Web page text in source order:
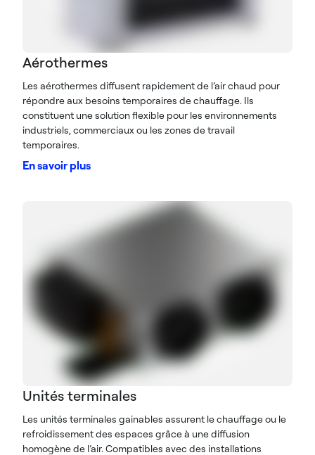
Aérothermes
Les aérothermes diffusent rapidement de l’air chaud pour
répondre aux besoins temporaires de chauffage. Ils
constituent une solution flexible pour les environnements
industriels, commerciaux ou les zones de travail
temporaires.
En savoir plus
Unités terminales
Les unités terminales gainables assurent le chauffage ou le
refroidissement des espaces grâce à une diffusion
homogène de l’air. Compatibles avec des installations